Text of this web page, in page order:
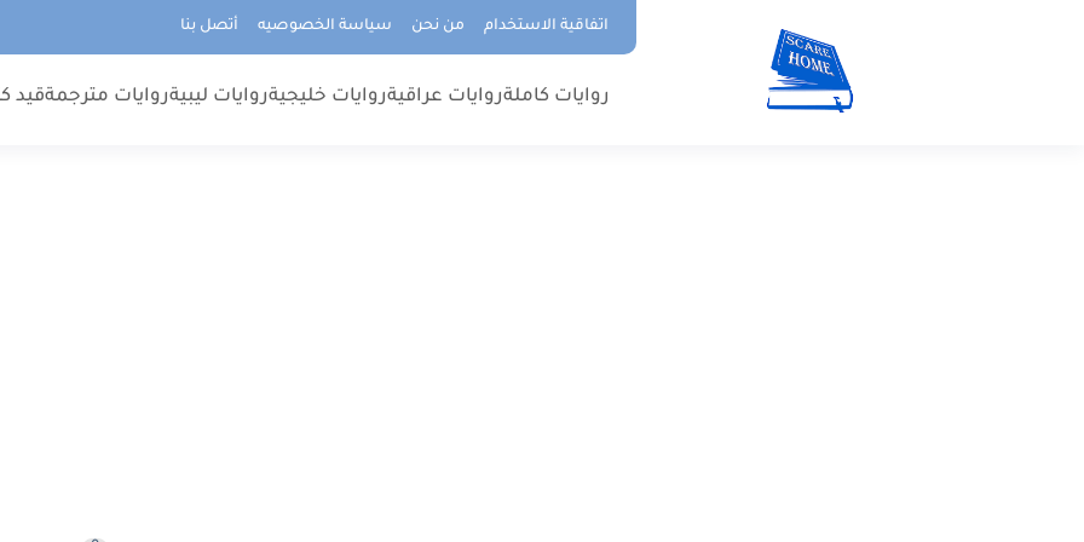
اتفاقية الاستخدام من نحن سياسة الخصوصيه أتصل بنا
روايات كاملةروايات عراقيةروايات خليجيةروايات ليبيةروايات مترجمةقيد